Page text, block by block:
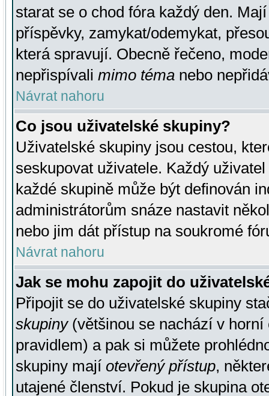
starat se o chod fóra každý den.
příspěvky, zamykat/odemykat,
která spravují. Obecně řečeno,
nepřispívali mimo téma nebo
Návrat nahoru
Co jsou uživatelské skupiny?
Uživatelské skupiny jsou cestou,
seskupovat uživatele. Každý
každé skupině může být definován
administrátorům snáze nastavit
nebo jim dát přístup na soukromé
Návrat nahoru
Jak se mohu zapojit do
Připojit se do uživatelské skupiny
skupiny(většinou se nachází v horní
pravidlem) a pak si můžete
skupiny mají otevřený přístup,
utajené členství. Pokud je skupina